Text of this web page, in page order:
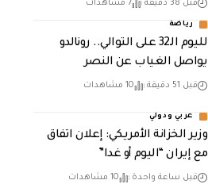
قبل 38 دقيقة 7 مشاهدات
رياضة
لليوم الـ32 على التوالي.. رونالدو
يواصل الغياب عن النصر
قبل 51 دقيقة 10 مشاهدات
عربي ودولي
وزير الخزانة الأمريكي: إعلان اتفاق
مع إيران “اليوم أو غدا”
قبل ساعة واحدة 10 مشاهدات